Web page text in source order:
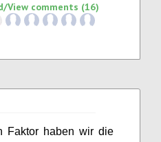
View comments (16)
Faktor haben wir die